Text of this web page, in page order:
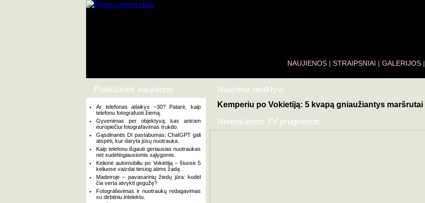
NAUJIENOS| STRAIPSNIAI | GALERIJOS|
Paskutinės naujienos
Ar telefonas atlaikys –30? Patarė, kaip
telefonu fotografuoti žiemą.
Gyvenimas per objektyvą: kas antram
europiečiui fotografavimas trukdo.
Gąsdinantis DI pastabumas: ChatGPT gali
atspėti, kur daryta jūsų nuotrauka.
Kaip telefonu išgauti geriausias nuotraukas
net sudėtingiausiomis sąlygomis.
Kelionė automobiliu po Vokietiją – šiuose 5
keliuose vaizdai tiesiog atims žadą .
Madeiroje – pavasarinių žiedų jūra: kodėl
čia verta atvykti gegužę?
Fotografavimas ir nuotraukų redagavimas
su dirbtiniu intelektu.
Naujiena neaktyvi
Kemperiu po Vokietiją: 5 kvapą gniaužiantys maršrutai
Nemokamos TV programos